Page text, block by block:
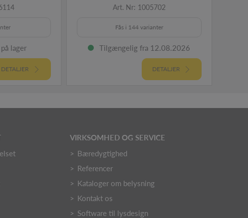
lager
DETALJER
Art. Nr: 1005702
Fås i 144 varianter
Tilgængelig fra 12.08.2026
DETALJER
VIRKSOMHED OG SERVICE
Bæredygtighed
Referencer
Kataloger om belysning
Kontakt os
Software til lysdesign